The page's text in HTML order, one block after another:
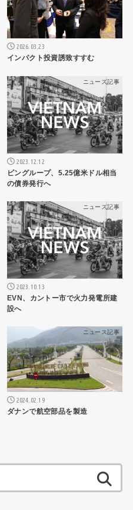
2026.03.23
インパクト投資誘致すすむ
ニュース記事
2023.12.12
ビングループ、5.25億米ドル相当
の債券発行へ
ニュース記事
2023.10.13
EVN、カントー市で火力発電所建
設へ
ニュース記事
2024.02.19
ダナンで航空部品を製造
索: